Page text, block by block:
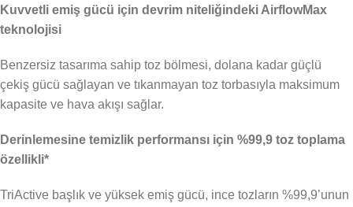
Kuvvetli emiş gücü için devrim niteliğindeki AirflowMax
teknolojisi
Benzersiz tasarıma sahip toz bölmesi, dolana kadar güçlü
çekiş gücü sağlayan ve tıkanmayan toz torbasıyla maksimum
kapasite ve hava akışı sağlar.
Derinlemesine temizlik performansı için %99,9 toz toplama
özellikli*
TriActive başlık ve yüksek emiş gücü, ince tozların %99,9’unun